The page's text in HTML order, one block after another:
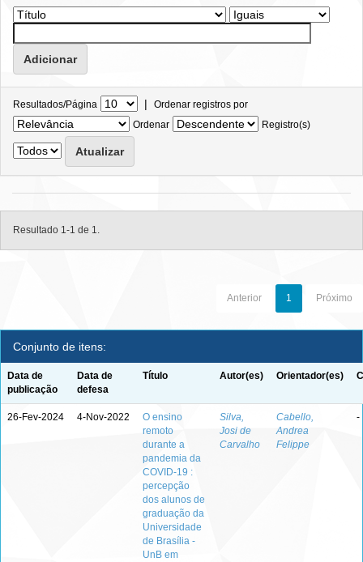
Resultados/Página | Ordenar registros por
Ordenar
Registro(s)
Resultado 1-1 de 1.
Anterior 1 Próximo
Conjunto de itens:
Data de
publicação
Data de
defesa
Título Autor(es) Orientador(es)
26-Fev-2024 4-Nov-2022
O ensino
remoto
durante a
pandemia da
COVID-19 :
percepção
dos alunos de
graduação da
Universidade
de Brasília -
UnB em
Silva,
Josi de
Carvalho
Cabello,
Andrea
Felippe
-